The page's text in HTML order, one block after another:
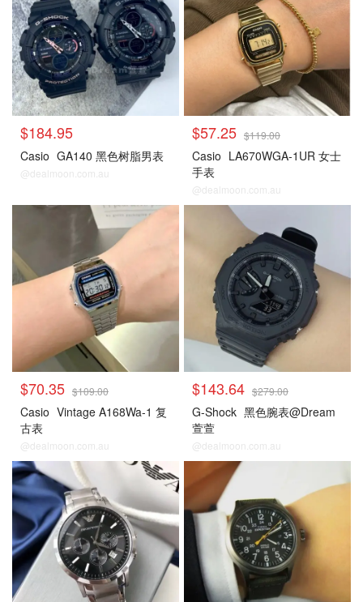
$184.95
Casio GA140 黑色树脂男表
@dealmoon.com.au
$57.25 $119.00
Casio LA670WGA-1UR 女士
手表
@dealmoon.com.au
$70.35 $109.00
Casio Vintage A168Wa-1 复
古表
@dealmoon.com.au
$143.64 $279.00
G-Shock 黑色腕表@Dream
萱萱
@dealmoon.com.au